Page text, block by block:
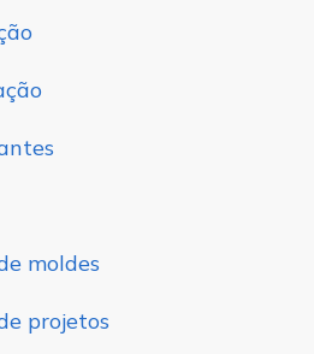
moldes
projetos